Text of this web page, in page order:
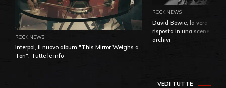
ROCK NEWS
Interpol, il nuovo album "This Mirror Weighs a
Ton". Tutte le info
ROCK NEWS
David Bowie, la vera
risposta in una
archivi
VEDI TUTTE